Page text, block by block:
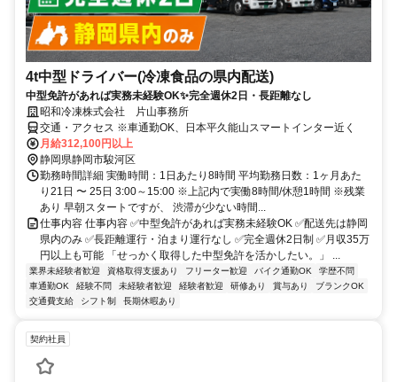
4t中型ドライバー(冷凍食品の県内配送)
中型免許があれば実務未経験OK✨完全週休2日・長距離なし
昭和冷凍株式会社 片山事務所
交通・アクセス ※車通勤OK、日本平久能山スマートインター近く
月給312,100円以上
静岡県静岡市駿河区
勤務時間詳細 実働時間：1日あたり8時間 平均勤務日数：1ヶ月あた
り21日 〜 25日 3:00～15:00 ※上記内で実働8時間/休憩1時間 ※残業
あり 早朝スタートですが、 渋滞が少ない時間...
仕事内容 仕事内容 ✅中型免許があれば実務未経験OK ✅配送先は静岡
県内のみ ✅長距離運行・泊まり運行なし ✅完全週休2日制 ✅月収35万
円以上も可能 「せっかく取得した中型免許を活かしたい。」 ...
業界未経験者歓迎 資格取得支援あり フリーター歓迎 バイク通勤OK
学歴不問
車通勤OK
経験不問 未経験者歓迎 経験者歓迎 研修あり 賞与あり
ブランクOK
交通費支給
シフト制 長期休暇あり
契約社員